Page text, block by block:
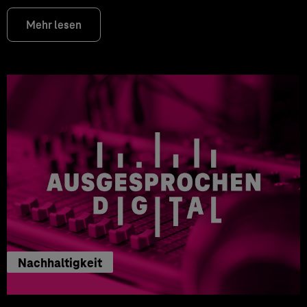
Mehr lesen
Nachhaltigkeit